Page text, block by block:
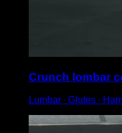
Crunch lombar
Lumbar ∙ Glutes ∙